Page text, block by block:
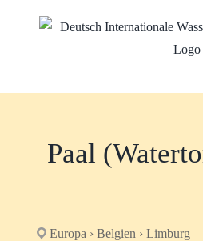
Paal
Europa › Belgien › Limburg